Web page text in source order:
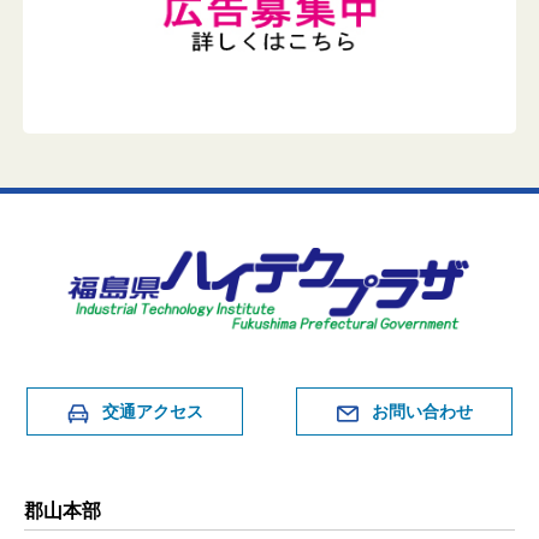
交通アクセス お問い合わせ
郡山本部